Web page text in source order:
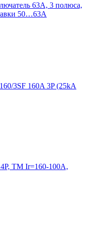
63А, 3 полюса,
50…63А
3SF 160A 3P (25kA
TM Ir=160-100A,